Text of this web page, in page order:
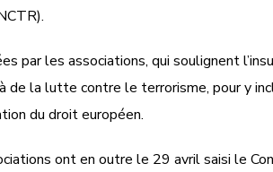
par les associations, qui soulignent
de la lutte contre le terrorisme, pour y
du droit européen.
ont en outre le 29 avril saisi le